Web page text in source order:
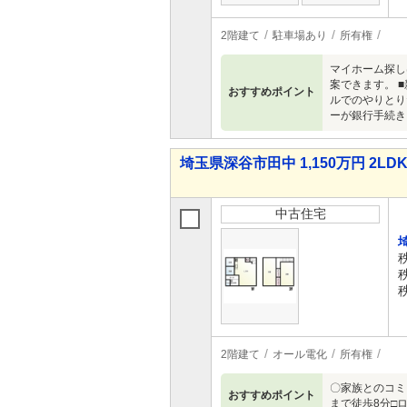
2階建て 駐車場あり 所有権
おすすめポイント
マイホーム探
案できます。
ルでのやりと
ーが銀行手続
埼玉県深谷市田中 1,150万円 2LDK
中古住宅
2階建て オール電化 所有権
おすすめポイント
〇家族とのコ
まで徒歩8分□